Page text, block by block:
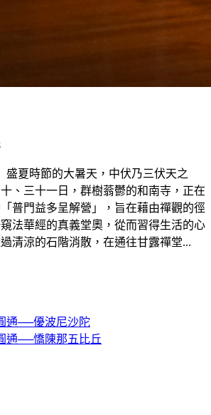
夏時節的大暑天，中伏乃三伏天之
、三十一日，群樹蓊鬱的和南寺，正在
普門益多呈解營」，旨在藉由禪觀的徑
法華經的真義堂奧，從而習得生活的心
清涼的石階消散，在通往甘露禪堂...
通──優波尼沙陀
通──憍陳那五比丘